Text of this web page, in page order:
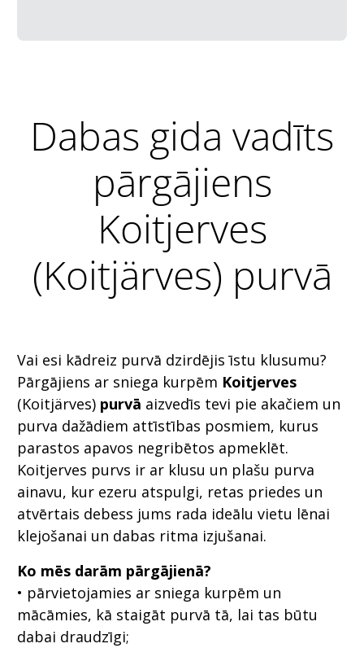
Dabas gida vadīts
pārgājiens
Koitjerves
(Koitjärves) purvā
Vai esi kādreiz purvā dzirdējis īstu klusumu?
Pārgājiens ar sniega kurpēm Koitjerves
(Koitjärves) purvā aizvedīs tevi pie akačiem un
purva dažādiem attīstības posmiem, kurus
parastos apavos negribētos apmeklēt.
Koitjerves purvs ir ar klusu un plašu purva
ainavu, kur ezeru atspulgi, retas priedes un
atvērtais debess jums rada ideālu vietu lēnai
klejošanai un dabas ritma izjušanai.
Ko mēs darām pārgājienā?
• pārvietojamies ar sniega kurpēm un
mācāmies, kā staigāt purvā tā, lai tas būtu
dabai draudzīgi;